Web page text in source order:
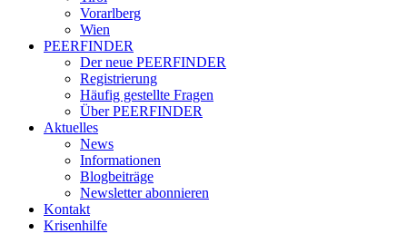
Vorarlberg
Wien
PEERFINDER
Der neue PEERFINDER
Registrierung
Häufig gestellte Fragen
Über PEERFINDER
Aktuelles
News
Informationen
Blogbeiträge
Newsletter abonnieren
Kontakt
Krisenhilfe